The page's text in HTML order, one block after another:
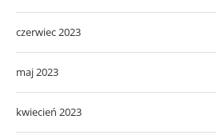
czerwiec 2023
maj 2023
kwiecień 2023